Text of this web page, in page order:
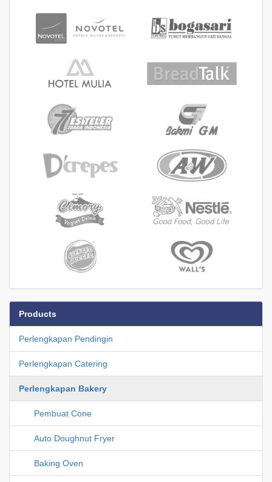
Products
Perlengkapan Pendingin
Perlengkapan Catering
Perlengkapan Bakery
Pembuat Cone
Auto Doughnut Fryer
Baking Oven